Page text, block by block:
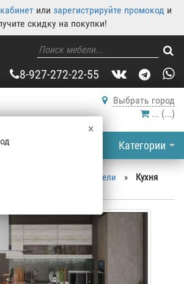
или зарегистрируйте промокод и
скидку на покупки!
8-927-272-22-55
Выбрать город
×
... (...)
Категории
Каталог корпусной мебели » Кухня